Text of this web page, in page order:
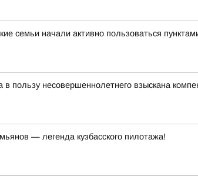
семьи начали активно пользоваться
в пользу несовершеннолетнего взыскана
— легенда кузбасского пилотажа!